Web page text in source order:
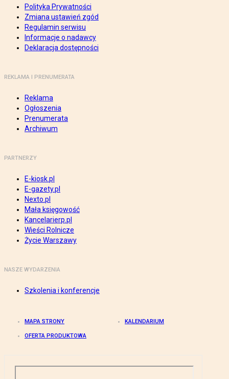
Polityka Prywatności
Zmiana ustawień zgód
Regulamin serwisu
Informacje o nadawcy
Deklaracja dostępności
REKLAMA I PRENUMERATA
Reklama
Ogłoszenia
Prenumerata
Archiwum
PARTNERZY
E-kiosk.pl
E-gazety.pl
Nexto.pl
Mała księgowość
Kancelarierp.pl
Wieści Rolnicze
Życie Warszawy
NASZE WYDARZENIA
Szkolenia i konferencje
MAPA STRONY KALENDARIUM
OFERTA PRODUKTOWA